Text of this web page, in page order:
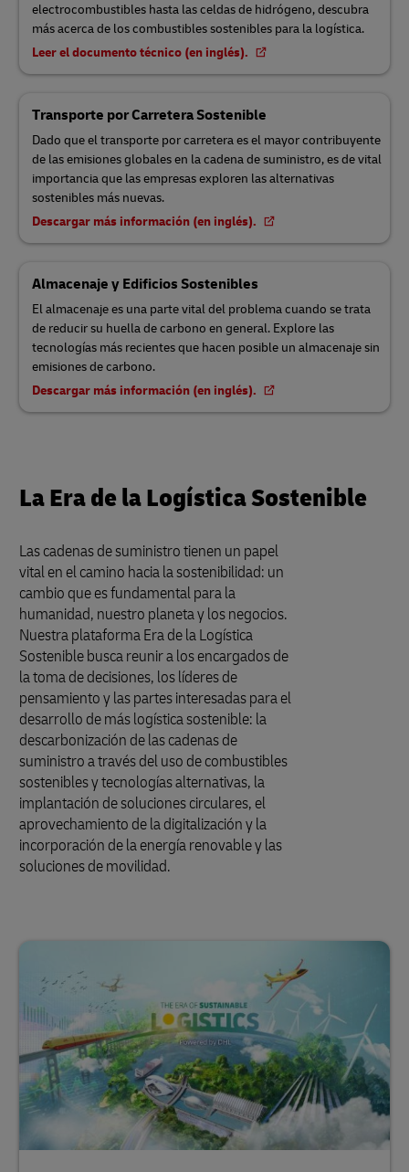
electrocombustibles hasta las celdas de hidrógeno, descubra
más acerca de los combustibles sostenibles para la logística.
Leer el documento técnico (en inglés).
Transporte por Carretera Sostenible
Dado que el transporte por carretera es el mayor contribuyente
de las emisiones globales en la cadena de suministro, es de vital
importancia que las empresas exploren las alternativas
sostenibles más nuevas.
Descargar más información (en inglés).
Almacenaje y Edificios Sostenibles
El almacenaje es una parte vital del problema cuando se trata
de reducir su huella de carbono en general. Explore las
tecnologías más recientes que hacen posible un almacenaje sin
emisiones de carbono.
Descargar más información (en inglés).
La Era de la Logística Sostenible
Las cadenas de suministro tienen un papel
vital en el camino hacia la sostenibilidad: un
cambio que es fundamental para la
humanidad, nuestro planeta y los negocios.
Nuestra plataforma Era de la Logística
Sostenible busca reunir a los encargados de
la toma de decisiones, los líderes de
pensamiento y las partes interesadas para el
desarrollo de más logística sostenible: la
descarbonización de las cadenas de
suministro a través del uso de combustibles
sostenibles y tecnologías alternativas, la
implantación de soluciones circulares, el
aprovechamiento de la digitalización y la
incorporación de la energía renovable y las
soluciones de movilidad.